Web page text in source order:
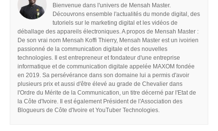
Bienvenue dans l'univers de Mensah Master.
Découvrons ensemble l'actualités du monde digital, des
tutoriels sur le marketing digital et les vidéos de
déballage des appareils électroniques. A propos de Mensah Master :
De son vrai nom Mensah Koffi Thierry, Mensah Master est un ivoirien
passionné de la communication digitale et des nouvelles
technologies. Il est entrepreneur et fondateur d'une entreprise
informatique et de communication digitale appelée MAXOM fondée
en 2019. Sa persévérance dans son domaine lui a permis d'avoir
plusieurs prix et aussi d'être élevé au grade de Chevalier dans
l'Ordre du Mérite de la Communication, un titre décerné par l'Etat de
la Côte d'Ivoire. Il est également Président de l'Association des
Blogueurs de Côte d'Ivoire et YouTuber Technologies.